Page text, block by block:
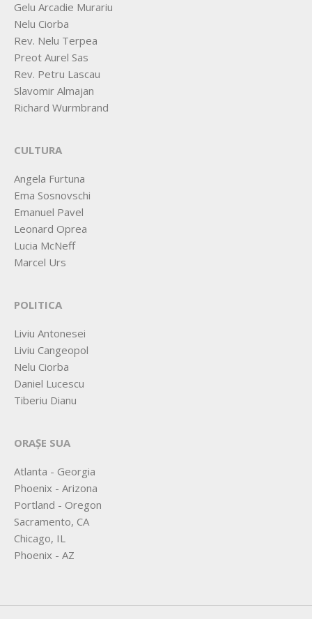
Gelu Arcadie Murariu
Nelu Ciorba
Rev. Nelu Terpea
Preot Aurel Sas
Rev. Petru Lascau
Slavomir Almajan
Richard Wurmbrand
CULTURA
Angela Furtuna
Ema Sosnovschi
Emanuel Pavel
Leonard Oprea
Lucia McNeff
Marcel Urs
POLITICA
Liviu Antonesei
Liviu Cangeopol
Nelu Ciorba
Daniel Lucescu
Tiberiu Dianu
ORAȘE SUA
Atlanta - Georgia
Phoenix - Arizona
Portland - Oregon
Sacramento, CA
Chicago, IL
Phoenix - AZ